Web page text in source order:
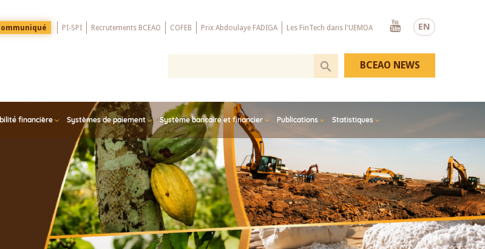
EN
PI-SPI Recrutements BCEAO COFEB Prix Abdoulaye FADIGA Les FinTech dans l'UEMOA
Youtube
financière Systèmes de paiement Système bancaire et financier Publications Statistiques
BCEAO NEWS